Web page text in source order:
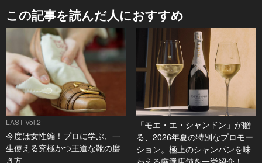
この記事を読んだ人におすすめ
LAST Vol.2
今度は女性編！プロに学ぶ、一
生使える究極かつ王道な靴の磨
き方
「モエ・エ・シャンドン」が贈
る、2026年夏の特別なプロモー
ション。極上のシャンパンを味